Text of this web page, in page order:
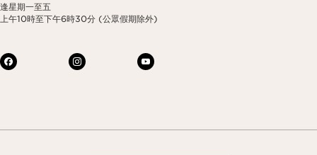
逢星期一至五
上午10時至下午6時30分 (公眾假期除外)